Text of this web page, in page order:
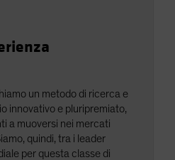
un metodo di ricerca e
innovativo e pluripremiato,
a muoversi nei mercati
quindi, tra i leader
per questa classe di